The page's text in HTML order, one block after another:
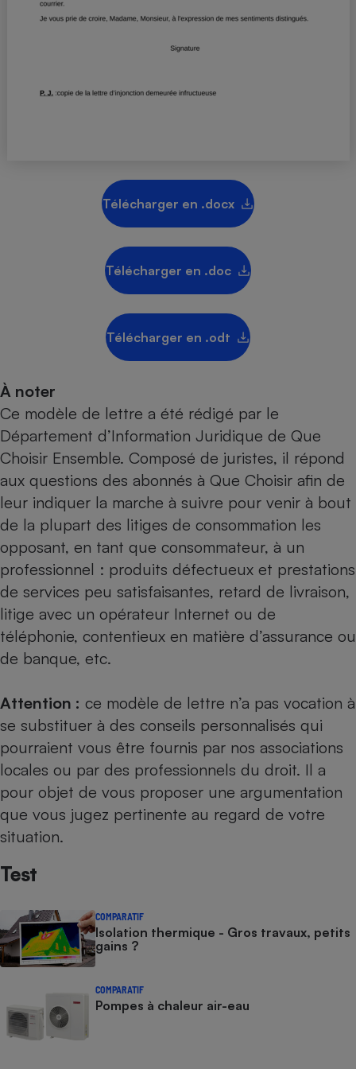
Télécharger en .docx
Télécharger en .doc
Télécharger en .odt
À noter
Ce modèle de lettre a été rédigé par le
Département d’Information Juridique de Que
Choisir Ensemble. Composé de juristes, il répond
aux questions des abonnés à Que Choisir afin de
leur indiquer la marche à suivre pour venir à bout
de la plupart des litiges de consommation les
opposant, en tant que consommateur, à un
professionnel : produits défectueux et prestations
de services peu satisfaisantes, retard de livraison,
litige avec un opérateur Internet ou de
téléphonie, contentieux en matière d’assurance ou
de banque, etc.
Attention : ce modèle de lettre n’a pas vocation à
se substituer à des conseils personnalisés qui
pourraient vous être fournis par nos associations
locales ou par des professionnels du droit. Il a
pour objet de vous proposer une argumentation
que vous jugez pertinente au regard de votre
situation.
Test
COMPARATIF
Isolation thermique - Gros travaux, petits
gains ?
COMPARATIF
Pompes à chaleur air-eau
Climatiseur -
Ventilateur
Robot ménager
Smartphone
Antivirus